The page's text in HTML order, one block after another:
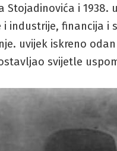
i 1938.
industrije, financija i
uvijek iskreno
svijetle